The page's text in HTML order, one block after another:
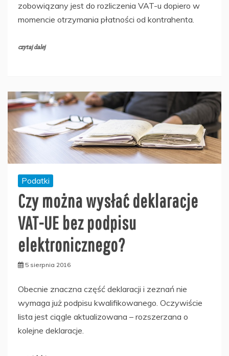
zobowiązany jest do rozliczenia VAT-u dopiero w
momencie otrzymania płatności od kontrahenta.
czytaj dalej
Podatki
Czy można wysłać deklaracje
VAT-UE bez podpisu
elektronicznego?
5 sierpnia 2016
Obecnie znaczna część deklaracji i zeznań nie
wymaga już podpisu kwalifikowanego. Oczywiście
lista jest ciągle aktualizowana – rozszerzana o
kolejne deklaracje.